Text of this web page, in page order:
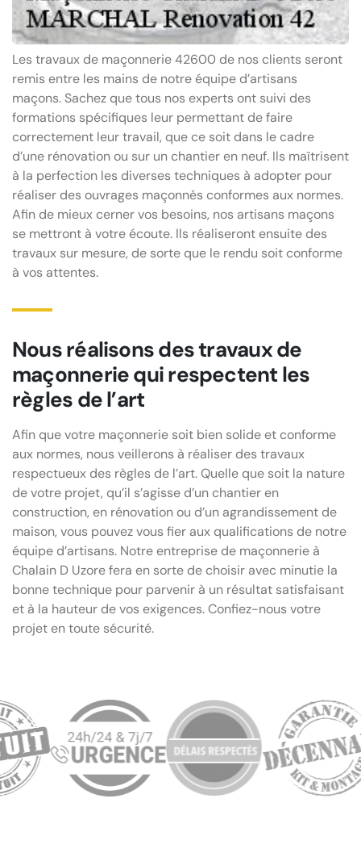
Les travaux de maçonnerie 42600 de nos clients seront
remis entre les mains de notre équipe d’artisans
maçons. Sachez que tous nos experts ont suivi des
formations spécifiques leur permettant de faire
correctement leur travail, que ce soit dans le cadre
d’une rénovation ou sur un chantier en neuf. Ils maîtrisent
à la perfection les diverses techniques à adopter pour
réaliser des ouvrages maçonnés conformes aux normes.
Afin de mieux cerner vos besoins, nos artisans maçons
se mettront à votre écoute. Ils réaliseront ensuite des
travaux sur mesure, de sorte que le rendu soit conforme
à vos attentes.
Nous réalisons des travaux de
maçonnerie qui respectent les
règles de l’art
Afin que votre maçonnerie soit bien solide et conforme
aux normes, nous veillerons à réaliser des travaux
respectueux des règles de l’art. Quelle que soit la nature
de votre projet, qu’il s’agisse d’un chantier en
construction, en rénovation ou d’un agrandissement de
maison, vous pouvez vous fier aux qualifications de notre
équipe d’artisans. Notre entreprise de maçonnerie à
Chalain D Uzore fera en sorte de choisir avec minutie la
bonne technique pour parvenir à un résultat satisfaisant
et à la hauteur de vos exigences. Confiez-nous votre
projet en toute sécurité.